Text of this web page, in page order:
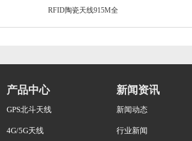
RFID陶瓷天线915M全
产品中心
GPS北斗天线
4G/5G天线
新闻资讯
新闻动态
行业新闻